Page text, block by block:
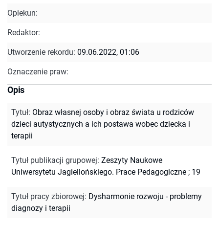
Opiekun:
Redaktor:
Utworzenie rekordu: 09.06.2022, 01:06
Oznaczenie praw:
Opis
Tytuł: Obraz własnej osoby i obraz świata u rodziców
dzieci autystycznych a ich postawa wobec dziecka i
terapii
Tytuł publikacji grupowej: Zeszyty Naukowe
Uniwersytetu Jagiellońskiego. Prace Pedagogiczne ; 19
Tytuł pracy zbiorowej: Dysharmonie rozwoju - problemy
diagnozy i terapii